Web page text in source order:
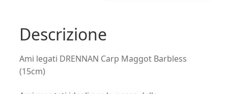
Descrizione
Ami legati DRENNAN Carp Maggot Barbless
(15cm)